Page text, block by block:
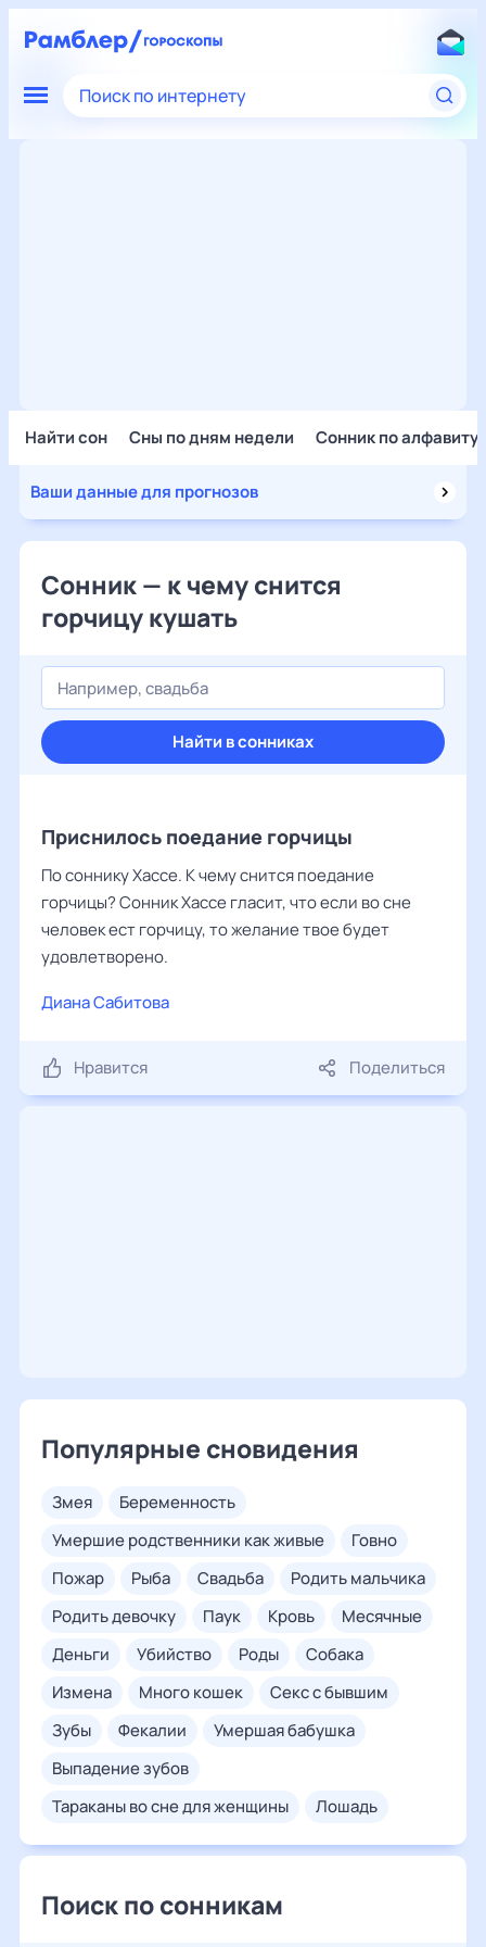
Поиск по интернету
Найти сон Сны по дням недели Сонник по алфавиту
Ваши данные для прогнозов
Сонник — к чему снится
горчицу кушать
Найти в сонниках
Приснилось поедание горчицы
По соннику Хассе. К чему снится поедание
горчицы? Сонник Хассе гласит, что если во сне
человек ест горчицу, то желание твое будет
удовлетворено.
Диана Сабитова
Нравится Поделиться
Популярные сновидения
змея
беременность
умершие родственники как живые
говно
пожар
рыба свадьба
родить мальчика
родить девочку
паук кровь
месячные
деньги
убийство роды
собака
измена
много кошек
секс с бывшим
зубы
фекалии
умершая бабушка
выпадение зубов
тараканы во сне для женщины
лошадь
Поиск по сонникам